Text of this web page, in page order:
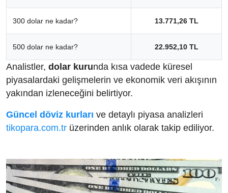
300 dolar ne kadar? 13.771,26 TL
500 dolar ne kadar? 22.952,10 TL
Analistler, dolar kurunda kısa vadede küresel
piyasalardaki gelişmelerin ve ekonomik veri akışının
yakından izleneceğini belirtiyor.
Güncel döviz kurları ve detaylı piyasa analizleri
tikopara.com.tr üzerinden anlık olarak takip ediliyor.